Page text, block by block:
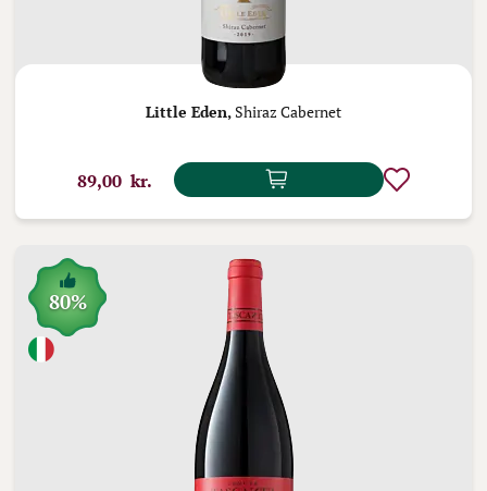
Little Eden, Shiraz Cabernet
89,00 kr.
80%